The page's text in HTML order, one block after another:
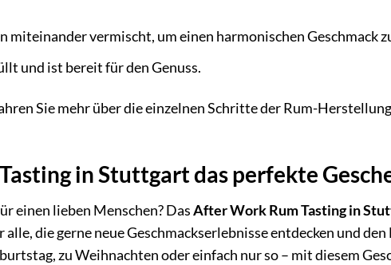
miteinander vermischt, um einen harmonischen Geschmack
und ist bereit für den Genuss.
Sie mehr über die einzelnen Schritte der Rum-
in Stuttgart das perfekte
einen lieben Menschen? DasAfter Work Rum Tasting in
die gerne neue Geschmackserlebnisse entdecken und den
zu Weihnachten oder einfach nur so – mit diesem